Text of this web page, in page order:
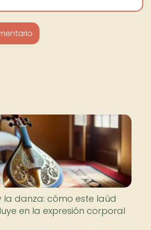
la danza: cómo este laúd
en la expresión corporal